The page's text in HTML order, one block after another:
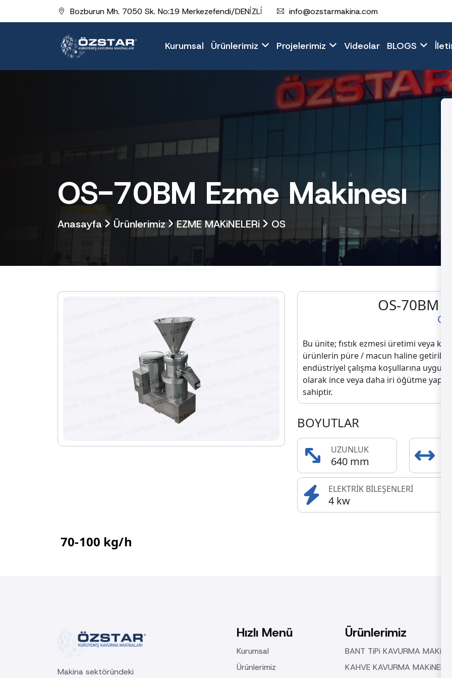
Bozburun Mh. 7050 Sk. No:19 Merkezefendi/DENİZLİ info@ozstarmakina.com
Kurumsal Ürünlerimiz Projelerimiz Videolar BLOGS
OS-70BM Ezme Makinesı
Anasayfa Ürünlerimiz EZME MAKiNELERi OS
OS-70BM
Bu ünite; fıstık ezmesi üretimi veya
ürünlerin püre / macun haline
endüstriyel çalışma koşullarına uygun
olarak ince veya daha iri öğütme
sahiptir.
BOYUTLAR
UZUNLUK
640 mm
ELEKTRİK BİLEŞENLERİ
4 kw
70-100 kg/h
Makina sektöründeki
Hızlı Menü
Kurumsal
Ürünlerimiz
Ürünlerimiz
BANT TiPi KAVURMA
KAHVE KAVURMA MAKiNELERi